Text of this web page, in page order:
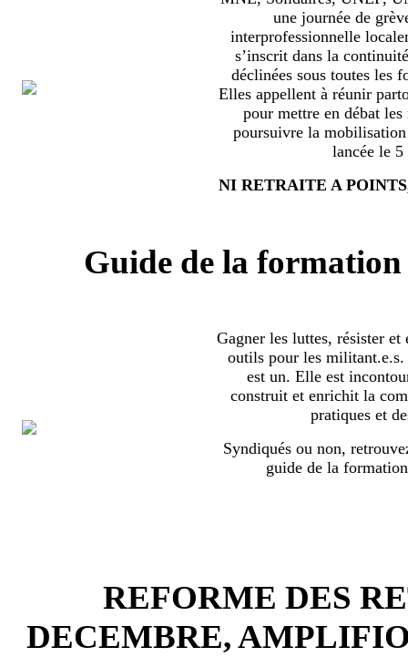
une journée de
interprofessionnelle
s’inscrit dans la
déclinées sous toutes les
Elles appellent à réunir
pour mettre en débat
poursuivre la
lancée le 5
NI RETRAITE A
Guide de la
Gagner les luttes, résister et
outils pour les
est un. Elle est
construit et enrichit la
pratiques et
Syndiqués ou non,
guide de la
REFORME DES
DECEMBRE,